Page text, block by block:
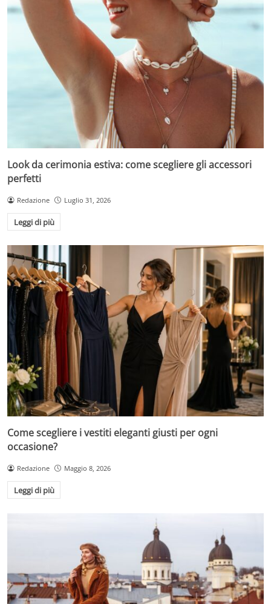
Look da cerimonia estiva: come scegliere gli accessori
perfetti
Redazione Luglio 31, 2026
Leggi di più
Come scegliere i vestiti eleganti giusti per ogni
occasione?
Redazione Maggio 8, 2026
Leggi di più